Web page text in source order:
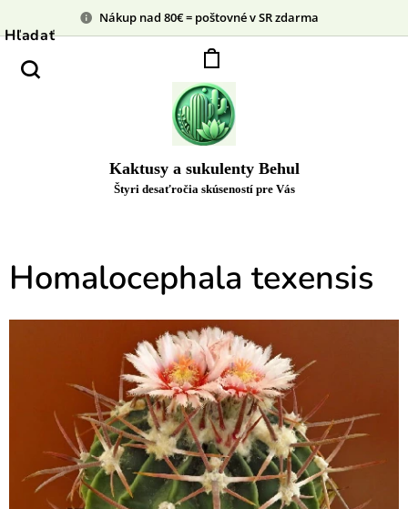
Nákup nad 80€ = poštovné v SR zdarma
Kaktusy a sukulenty Behul
Štyri desaťročia skúseností pre Vás
Hľadať
Homalocephala texensis